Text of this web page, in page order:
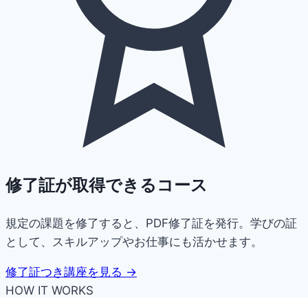
修了証が取得できるコース
規定の課題を修了すると、PDF修了証を発行。学びの証
として、スキルアップやお仕事にも活かせます。
修了証つき講座を見る →
HOW IT WORKS